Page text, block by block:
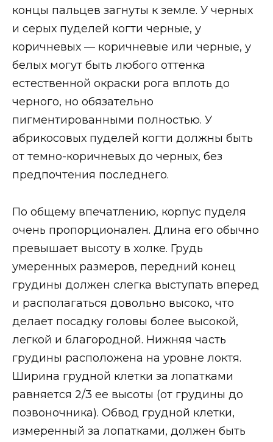
концы пальцев загнуты к земле. У черных
и серых пуделей когти черные, у
коричневых — коричневые или черные, у
белых могут быть любого оттенка
естественной окраски рога вплоть до
черного, но обязательно
пигментированными полностью. У
абрикосовых пуделей когти должны быть
от темно-коричневых до черных, без
предпочтения последнего.
По общему впечатлению, корпус пуделя
очень пропорционален. Длина его обычно
превышает высоту в холке. Грудь
умеренных размеров, передний конец
грудины должен слегка выступать вперед
и располагаться довольно высоко, что
делает посадку головы более высокой,
легкой и благородной. Нижняя часть
грудины расположена на уровне локтя.
Ширина грудной клетки за лопатками
равняется 2/3 ее высоты (от грудины до
позвоночника). Обвод грудной клетки,
измеренный за лопатками, должен быть